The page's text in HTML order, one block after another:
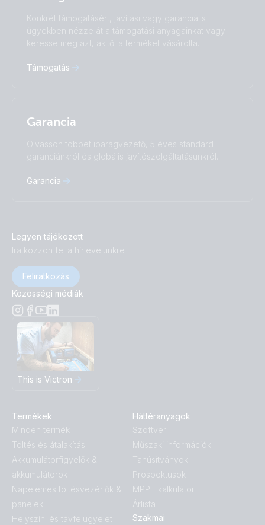
Русский
Українська
中國人
Konkrét támogatásért, javítási vagy garanciális
ügyekben nézze át a támogatási anyagainkat vagy
keresse meg azt, akitől a terméket vásárolta.
Támogatás
Garancia
Olvasson többet iparágvezető, 5 éves standard
garanciánkról és globális javítószolgáltatásunkról.
Garancia
Legyen tájékozott
Iratkozzon fel a hírlevelünkre
Feliratkozás
Közösségi médiák
This is Victron
Termékek
Minden termék
Töltés és átalakítás
Akkumulátorfigyelők &
akkumulátorok
Napelemes töltésvezérlők &
panelek
Helyszíni és távfelügyelet
Háttéranyagok
Szoftver
Műszaki információk
Tanúsítványok
Prospektusok
MPPT kalkulátor
Árlista
Szakmai